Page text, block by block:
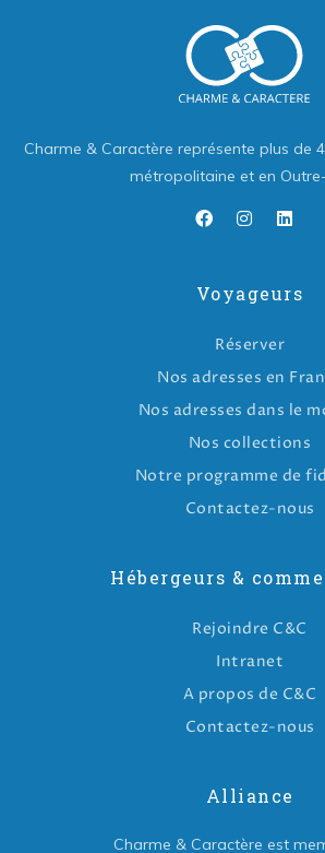
Charme & Caractère représente plus de
métropolitaine et en
Voyageurs
Réserver
Nos adresses en
Nos adresses dans le
Nos collections
Notre programme de
Contactez-nous
Hébergeurs &
Rejoindre C&C
Intranet
A propos de C&C
Contactez-nous
Alliance
Charme & Caractère est